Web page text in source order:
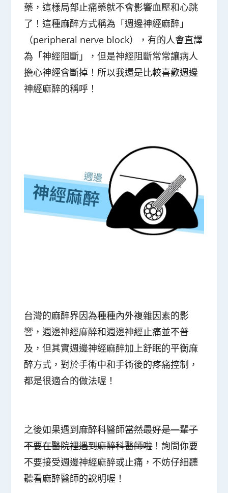
藥，這樣局部止痛藥就不會影響血壓和心跳
了！這種麻醉方式稱為「週邊神經麻醉」
（peripheral nerve block），有的人會直譯
為「神經阻斷」，但是神經阻斷常常讓病人
擔心神經會斷掉！所以我還是比較喜歡週邊
神經麻醉的稱呼！
台灣的麻醉界因為種種內外複雜因素的影
響，週邊神經麻醉和週邊神經止痛並不普
及，但其實週邊神經麻醉加上舒眠的平衡麻
醉方式，對於手術中和手術後的疼痛控制，
都是很適合的做法喔！
之後如果遇到麻醉科醫師當然最好是一輩子
不要在醫院裡遇到麻醉科醫師啦！詢問你要
不要接受週邊神經麻醉或止痛，不妨仔細聽
聽看麻醉醫師的說明喔！